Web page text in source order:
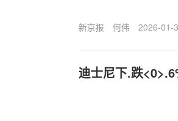
新京报 何伟 2026-01-
迪士尼下.跌